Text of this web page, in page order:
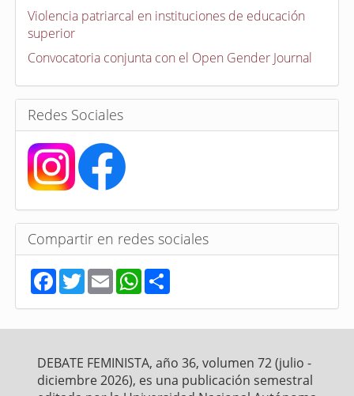
a
t
o
r
a
s
Violencia patriarcal en instituciones de educación
superior
Convocatoria conjunta con el Open Gender Journal
Redes Sociales
Compartir en redes sociales
F
a
c
e
b
k
T
w
t
t
E
m
a
i
l
W
h
a
t
s
p
S
h
r
e
DEBATE FEMINISTA, año 36, volumen 72 (julio -
diciembre 2026), es una publicación semestral